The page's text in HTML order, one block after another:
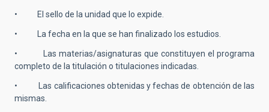
• El sello de la unidad que lo expide.
• La fecha en la que se han finalizado los estudios.
• Las materias/asignaturas que constituyen el programa
completo de la titulación o titulaciones indicadas.
• Las calificaciones obtenidas y fechas de obtención de las
mismas.